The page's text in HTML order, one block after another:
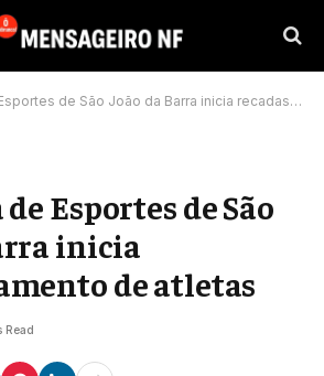
de São João da Barra inicia recadastramento de atletas
Esportes de São
inicia
de atletas
Read